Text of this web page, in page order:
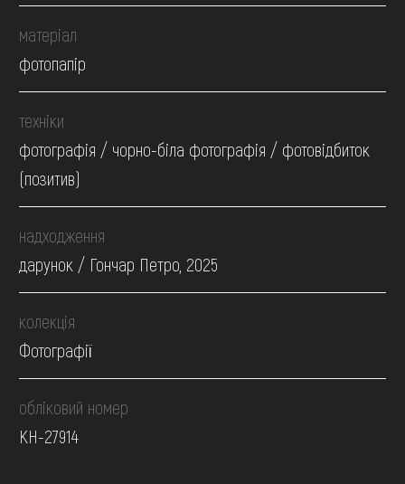
матеріал
фотопапір
техніки
фотографія / чорно-біла фотографія / фотовідбиток
(позитив)
надходження
дарунок / Гончар Петро, 2025
колекція
Фотографії
обліковий номер
КН-27914